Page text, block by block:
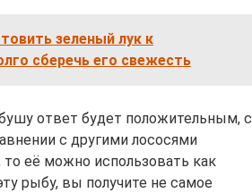
зеленый лук к
сберечь его свежесть
ответ будет положительным, с
с другими лососями
её можно использовать как
рыбу, вы получите не самое